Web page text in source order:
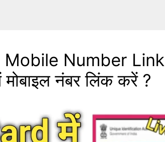
Number Link
नंबर लिंक करें ?